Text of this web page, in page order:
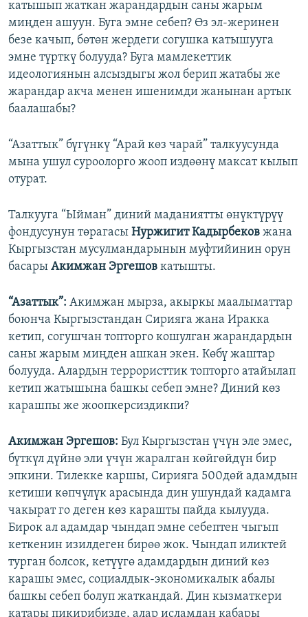
катышып жаткан жарандардын саны жарым
миңден ашуун. Буга эмне себеп? Өз эл-жеринен
безе качып, бөтөн жердеги согушка катышууга
эмне түрткү болууда? Буга мамлекеттик
идеологиянын алсыздыгы жол берип жатабы же
жарандар акча менен ишенимди жанынан артык
баалашабы?
“Азаттык” бүгүнкү “Арай көз чарай” талкуусунда
мына ушул суроолорго жооп издөөнү максат кылып
отурат.
Талкууга “Ыйман” диний маданиятты өнүктүрүү
фондусунун төрагасы Нуржигит Кадырбеков жана
Кыргызстан мусулмандарынын муфтийинин орун
басары Акимжан Эргешов катышты.
“Азаттык”: Акимжан мырза, акыркы маалыматтар
боюнча Кыргызстандан Сирияга жана Иракка
кетип, согушчан топторго кошулган жарандардын
саны жарым миңден ашкан экен. Көбү жаштар
болууда. Алардын террористтик топторго атайылап
кетип жатышына башкы себеп эмне? Диний көз
карашпы же жоопкерсиздикпи?
Акимжан Эргешов: Бул Кыргызстан үчүн эле эмес,
бүткүл дүйнө эли үчүн жаралган көйгөйдүн бир
эпкини. Тилекке каршы, Сирияга 500дөй адамдын
кетиши көпчүлүк арасында дин ушундай кадамга
чакырат го деген көз карашты пайда кылууда.
Бирок ал адамдар чындап эмне себептен чыгып
кеткенин изилдеген бирөө жок. Чындап иликтей
турган болсок, кетүүгө адамдардын диний көз
карашы эмес, социалдык-экономикалык абалы
башкы себеп болуп жаткандай. Дин кызматкери
катары пикирибизде, алар исламдан кабары